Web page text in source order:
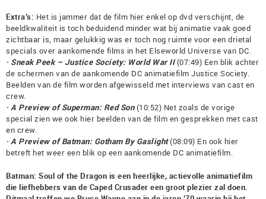
Extra’s: Het is jammer dat de film hier enkel op dvd verschijnt, de
beeldkwaliteit is toch beduidend minder wat bij animatie vaak goed
zichtbaar is, maar gelukkig was er toch nog ruimte voor een drietal
specials over aankomende films in het Elseworld Universe van DC.
· Sneak Peek – Justice Society: World War II(07:49) Een blik achter
de schermen van de aankomende DC animatiefilm Justice Society.
Beelden van de film worden afgewisseld met interviews van cast en
crew.
· A Preview of Superman: Red Son(10:52) Net zoals de vorige
special zien we ook hier beelden van de film en gesprekken met cast
en crew.
· A Preview of Batman: Gotham By Gaslight(08:09) En ook hier
betreft het weer een blik op een aankomende DC animatiefilm.
Batman: Soul of the Dragon is een heerlijke, actievolle animatiefilm
die liefhebbers van de Caped Crusader een groot plezier zal doen.